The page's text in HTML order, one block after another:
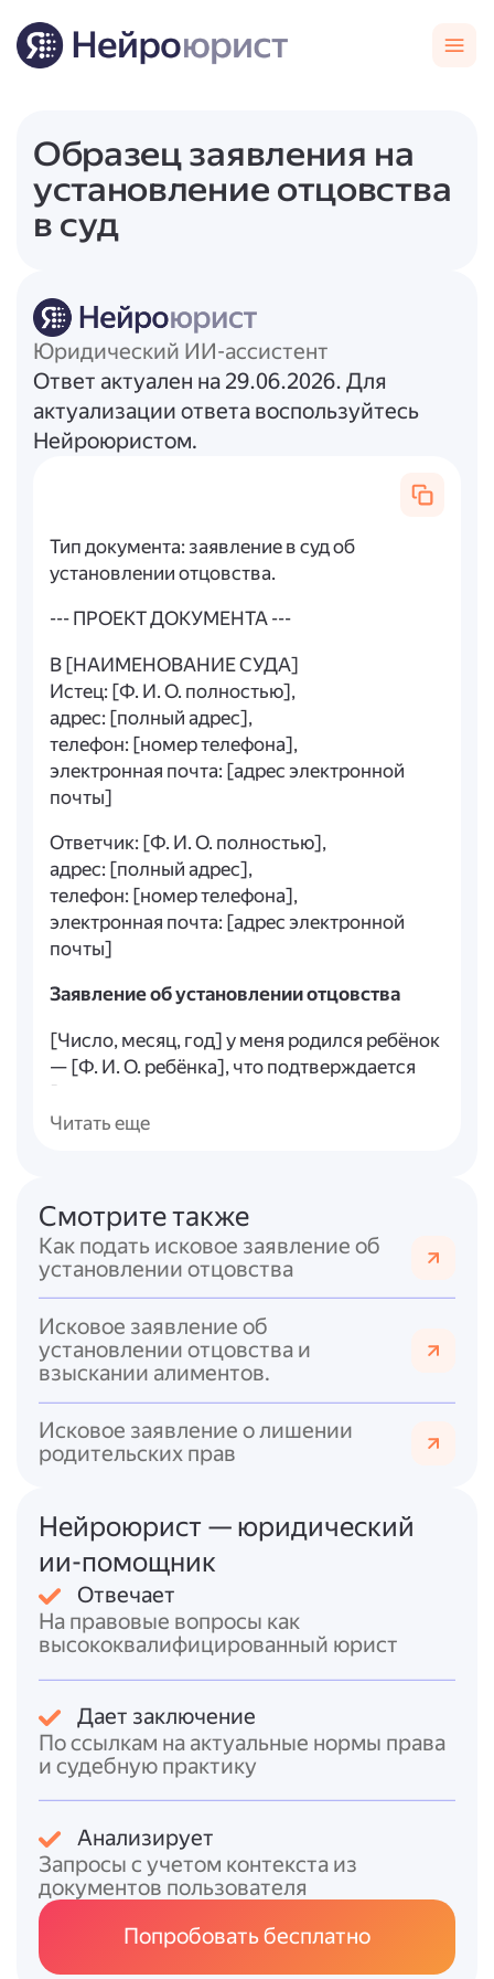
Образец заявления на
установление отцовства
в суд
Юридический ИИ-ассистент
Ответ актуален на 29.06.2026. Для
актуализации ответа воспользуйтесь
Нейроюристом.
Тип документа: заявление в суд об
установлении отцовства.
--- ПРОЕКТ ДОКУМЕНТА ---
В [НАИМЕНОВАНИЕ СУДА]
Истец: [Ф. И. О. полностью],
адрес: [полный адрес],
телефон: [номер телефона],
электронная почта: [адрес электронной
почты]
Ответчик: [Ф. И. О. полностью],
адрес: [полный адрес],
телефон: [номер телефона],
электронная почта: [адрес электронной
почты]
Заявление об установлении отцовства
[Число, месяц, год] у меня родился ребёнок
— [Ф. И. О. ребёнка], что подтверждается
[реквизиты свидетельства о рождении:
серия, номер, дата выдачи, орган,
ребёнка в добровольном порядке не
установлено. [Ф. И. О. ответчика] признаёт
себя отцом ребёнка, однако по следующим
причинам не может подать совместное
заявление об установлении отцовства в
органы ЗАГС: [указать причины, например,
невозможность явки в ЗАГС, разногласия и
т.?д.]. Либо: [Ф. И. О. ответчика] не признаёт
себя отцом ребёнка и уклоняется от подачи
совместного заявления в органы ЗАГС.
руководствуясь ст. 49 Семейного кодекса
РФ,
прошу:
Установить, что [Ф. И. О. ответчика]
Обязать орган записи актов
гражданского состояния внести
соответствующие сведения об отце в
запись акта о рождении [Ф. И. О.
ребёнка].
Приложения:
1. Копия свидетельства о рождении
ребёнка.
Читать еще
Смотрите также
Как подать исковое заявление об
установлении отцовства
Исковое заявление об
установлении отцовства и
взыскании алиментов.
Исковое заявление о лишении
родительских прав
Нейроюрист — юридический
ии-помощник
Отвечает
На правовые вопросы как
высококвалифицированный юрист
Дает заключение
По ссылкам на актуальные нормы права
и судебную практику
Анализирует
Запросы с учетом контекста из
документов пользователя
Попробовать бесплатно